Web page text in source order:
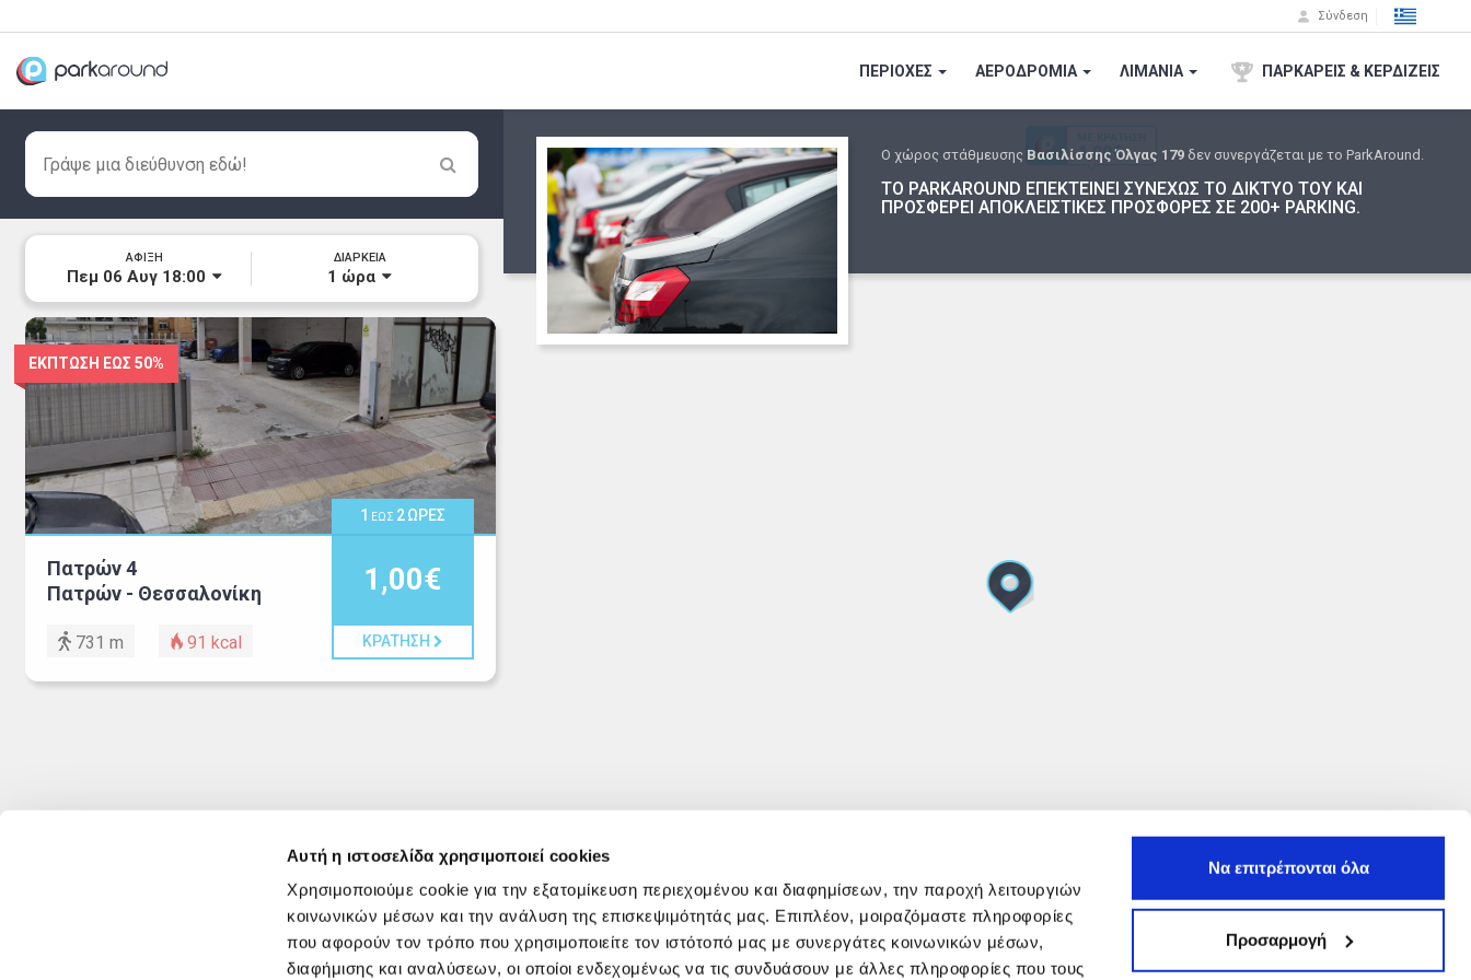
Αυτή η ιστοσελίδα χρησιμοποιεί cookies
Χρησιμοποιούμε cookie για την εξατομίκευση περιεχομένου και διαφημίσεων, την παροχή λειτουργιών
κοινωνικών μέσων και την ανάλυση της επισκεψιμότητάς μας. Επιπλέον, μοιραζόμαστε πληροφορίες
που αφορούν τον τρόπο που χρησιμοποιείτε τον ιστότοπό μας με συνεργάτες κοινωνικών μέσων,
διαφήμισης και αναλύσεων, οι οποίοι ενδεχομένως να τις συνδυάσουν με άλλες πληροφορίες που τους
Να επιτρέπονται όλα
Προσαρμογή
Σύνδεση
ΠΕΡΙΟΧΕΣ ΑΕΡΟΔΡΟΜΙA ΛΙΜΑΝΙΑ ΠΑΡΚΑΡΕΙΣ & ΚΕΡΔΙΖΕΙΣ
Ο χώρος στάθμευσης Βασιλίσσης Όλγας 179 δεν συνεργάζεται με το ParkAround.
ΤΟ PARKAROUND ΕΠΕΚΤΕΙΝΕΙ ΣΥΝΕΧΩΣ ΤΟ ΔΙΚΤΥΟ ΤΟΥ ΚΑΙ
ΠΡΟΣΦΕΡΕΙ ΑΠΟΚΛΕΙΣΤΙΚΕΣ ΠΡΟΣΦΟΡΕΣ ΣΕ 200+ PARKING.
ΑΦΙΞΗ
Πεμ 06 Αυγ 18:00
ΔΙΑΡΚΕΙΑ
1 ώρα
ΕΚΠΤΩΣΗ ΕΩΣ 50%
Πατρών 4
Πατρών - Θεσσαλονίκη
731 m 91 kcal
1 ΕΩΣ 2ΩΡΕΣ
1,00€
ΚΡΑΤΗΣΗ